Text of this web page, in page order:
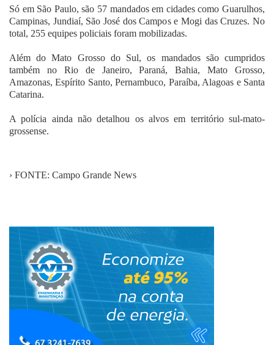
Só em São Paulo, são 57 mandados em cidades como Guarulhos,
Campinas, Jundiaí, São José dos Campos e Mogi das Cruzes. No
total, 255 equipes policiais foram mobilizadas.
Além do Mato Grosso do Sul, os mandados são cumpridos
também no Rio de Janeiro, Paraná, Bahia, Mato Grosso,
Amazonas, Espírito Santo, Pernambuco, Paraíba, Alagoas e Santa
Catarina.
A polícia ainda não detalhou os alvos em território sul-mato-
grossense.
› FONTE: Campo Grande News